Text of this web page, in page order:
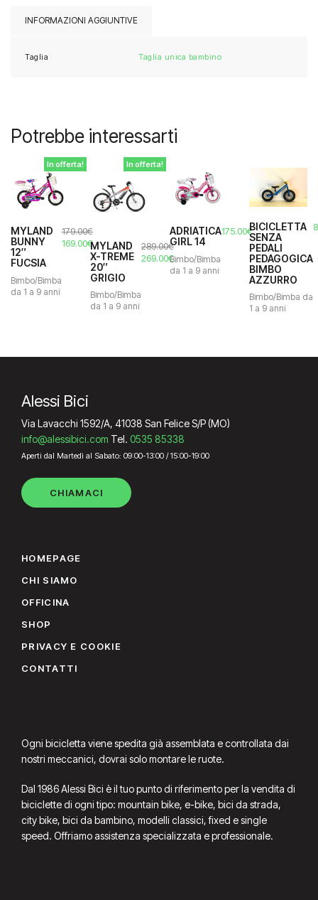
INFORMAZIONI AGGIUNTIVE
Taglia Taglia unica bambino
Potrebbe interessarti
In offerta!
MYLAND
BUNNY
12″
FUCSIA
Bimbo/Bimba
da 1 a 9 anni
179.00€
Il
originale
179.00€.
169.00€Il
prezzo
attuale
è:
169.00€.
In offerta!
MYLAND
X-TREME
20″
GRIGIO
Bimbo/Bimba
da 1 a 9 anni
289.00€
Il
269.00€Il
prezzo
ADRIATICA
GIRL 14
Bimbo/Bimba
da 1 a 9 anni
175.00€BICICLETTA
SENZA
PEDALI
PEDAGOGICA
BIMBO
AZZURRO
Bimbo/Bimba da
1 a 9 anni
Alessi Bici
Via Lavacchi 1592/A, 41038 San Felice S/P (MO)
info@alessibici.com Tel. 0535 85338
Aperti dal Martedì al Sabato: 09:00-13:00 / 15:00-19:00
CHIAMACI
HOMEPAGE
CHI SIAMO
OFFICINA
SHOP
PRIVACY E COOKIE
CONTATTI
Ogni bicicletta viene spedita già assemblata e controllata dai
nostri meccanici, dovrai solo montare le ruote.
Dal 1986 Alessi Bici è il tuo punto di riferimento per la vendita di
biciclette di ogni tipo: mountain bike, e-bike, bici da strada,
city bike, bici da bambino, modelli classici, fixed e single
speed. Offriamo assistenza specializzata e professionale.